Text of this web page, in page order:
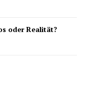
oder Realität?